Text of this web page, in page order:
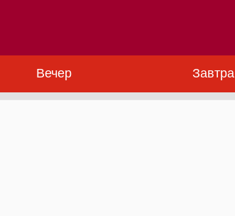
Вечер Завтра